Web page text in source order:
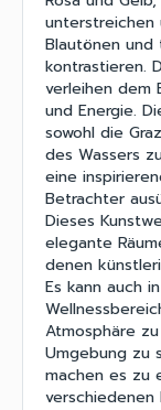
Blautönen
kontrastieren.
verleihen dem
und Energie.
sowohl die
des Wassers
eine
Betrachter
Dieses
elegante
denen
Es kann auch
Atmosphäre
Umgebung zu
machen es zu
verschiedenen